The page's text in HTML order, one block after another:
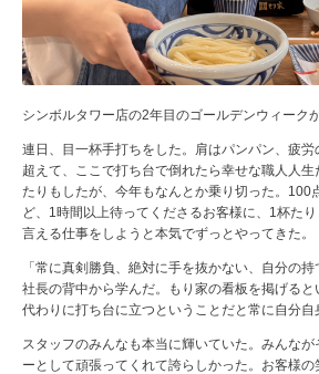
シンボルタワー店の2年目のゴールデンウィーク
連日、目一杯手打ちをした。肩はパンパン、疲
超えて、ここで打ち台で倒れたら幸せな職人人生
たりもしたが、今年もなんとか乗り切った。100
ど、1時間以上待ってくださるお客様に、1杯た
言える仕事をしようと本気でずっとやってきた。
「常に真剣勝負、絶対に手を抜かない、自分の
社長の背中から学んだ。もり家の看板を掲げる
代わりに打ち台に立つということだと常に自分自
スタッフのみんなも本当に輝いていた。みんな
ーとして頑張ってくれて誇らしかった。お客様